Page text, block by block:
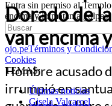
Entra sin permiso al
encima y lo matan a golpes
ojo.peTérminos y
Cookies
TEMAS:
Últimas noticias
Gisela Valcarcel
Dorado de
van encima
Hombre acusado
irrumpió en